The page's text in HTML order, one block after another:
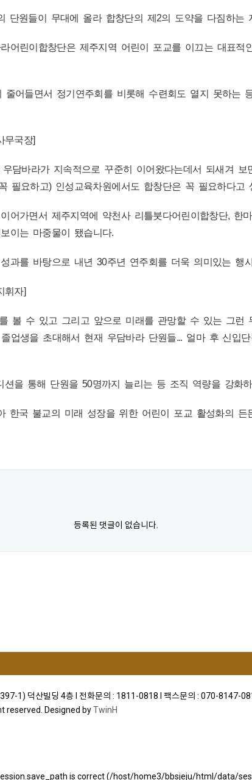
단원들이 무대에 올라 합창단의 제2의 도약을 다짐하는
어린이합창단은 제주지역 어린이 포교를 이끄는 대표적
어들면서 정기연주회를 비롯해 수련회도 열지 못하는
무국장]
담바라가 지속적으로 꾸준히 이어왔다는데서 되새겨
필요하고) 인성교육차원에서도 합창단은 꼭 필요하다고
어가면서 제주지역에 약천사 리틀붓다어린이합창단, 한
이는 마중물이 됐습니다.
과를 바탕으로 내년 30주년 연주회를 더욱 의미있는 행
휘자]
볼 수 있고 그리고 앞으로 미래를 관망할 수 있는 그런
업생을 초대해서 현재 우담바라 단원들... 얼마 후 신입
을 통해 단원을 50명까지 늘리는 등 조직 역량을 강화
한국 불교의 미래 성장을 위한 어린이 포교 활성화의 든
등록된 댓글이 없습니다.
1) 덕산빌딩 4층 I 전화문의 : 1811-0818 I 팩스문의 : 070-8147-
reserved. Designed byTwinH
is correct (/host/home3/bbsjeju/html/data/